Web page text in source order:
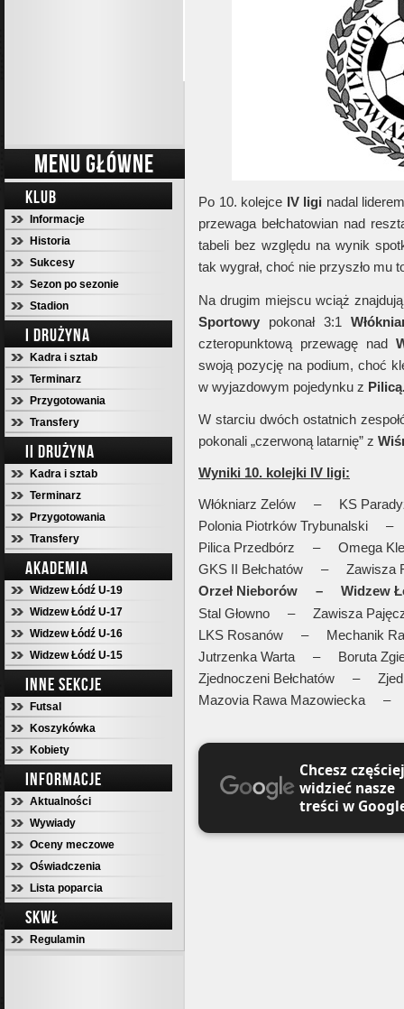
MENU GŁÓWNE
KLUB
Informacje
Historia
Sukcesy
Sezon po sezonie
Stadion
I DRUŻYNA
Kadra i sztab
Terminarz
Przygotowania
Transfery
II DRUŻYNA
Kadra i sztab
Terminarz
Przygotowania
Transfery
AKADEMIA
Widzew Łódź U-19
Widzew Łódź U-17
Widzew Łódź U-16
Widzew Łódź U-15
INNE SEKCJE
Futsal
Koszykówka
Kobiety
INFORMACJE
Aktualności
Wywiady
Oceny meczowe
Oświadczenia
Lista poparcia
SKWŁ
Regulamin
Po 10. kolejce IV ligi nadal
przewaga bełchatowian nad
tabeli bez względu na wynik
tak wygrał, choć nie przyszło mu
Na drugim miejscu wciąż
Sportowy pokonał 3:1
czteropunktową przewagę nad
swoją pozycję na podium, choć
w wyjazdowym pojedynku z
W starciu dwóch ostatnich
pokonali „czerwoną latarnię” z
Wyniki 10. kolejki IV ligi:
Włókniarz Zelów – KS
Polonia Piotrków Trybunalski
Pilica Przedbórz – Omega
GKS II Bełchatów – Zawisza
Orzeł Nieborów – Widzew
Stal Głowno – Zawisza
LKS Rosanów – Mechanik
Jutrzenka Warta – Boruta
Zjednoczeni Bełchatów –
Mazovia Rawa Mazowiecka –
Chcesz częściej
widzieć nasze
treści w